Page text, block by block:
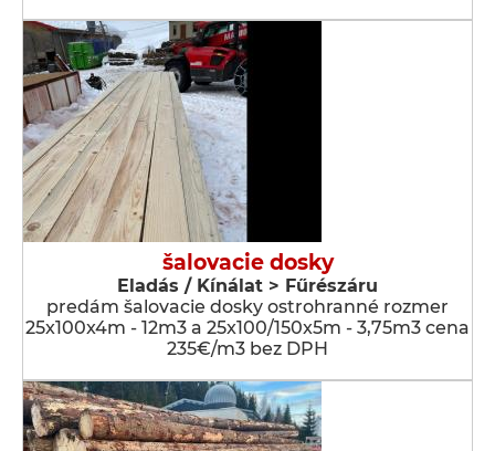
šalovacie dosky
Eladás / Kínálat > Fűrészáru
predám šalovacie dosky ostrohranné rozmer
25x100x4m - 12m3 a 25x100/150x5m - 3,75m3 cena
235€/m3 bez DPH